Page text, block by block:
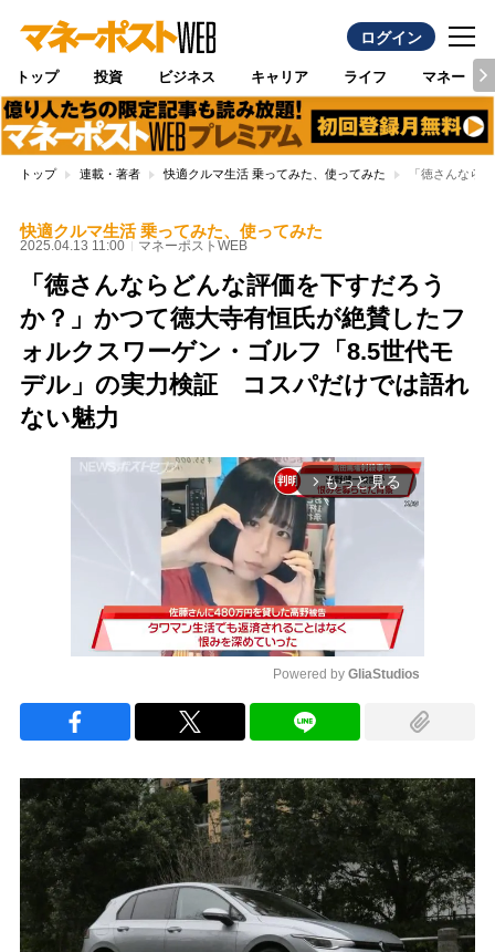
ログイン
トップ 投資 ビジネス キャリア ライフ マネー
トップ 連載・著者 快適クルマ生活 乗ってみた、使ってみた 「徳さんなら
快適クルマ生活 乗ってみた、使ってみた
2025.04.13 11:00 マネーポストWEB
「徳さんならどんな評価を下すだろう
か？」かつて徳大寺有恒氏が絶賛したフ
ォルクスワーゲン・ゴルフ「8.5世代モ
デル」の実力検証 コスパだけでは語れ
ない魅力
arrow_forward_ios もっと見る
Powered by GliaStudios